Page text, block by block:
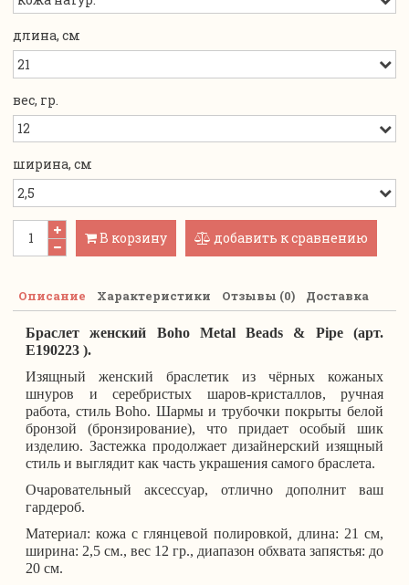
длина, см
вес, гр.
ширина, см
В корзину добавить к сравнению
Описание Характеристики Отзывы (0) Доставка
Браслет женский Boho Metal Beads & Pipe (арт.
E190223 ).
Изящный женский браслетик из чёрных кожаных
шнуров и серебристых шаров-кристаллов, ручная
работа, стиль Boho. Шармы и трубочки покрыты белой
бронзой (бронзирование), что придает особый шик
изделию. Застежка продолжает дизайнерский изящный
стиль и выглядит как часть украшения самого браслета.
Очаровательный аксессуар, отлично дополнит ваш
гардероб.
Материал: кожа с глянцевой полировкой, длина: 21 см,
ширина: 2,5 см., вес 12 гр., диапазон обхвата запястья: до
20 см.